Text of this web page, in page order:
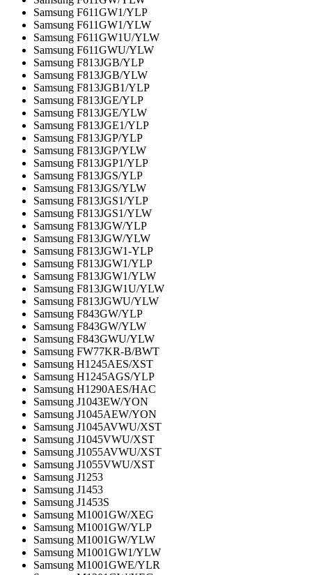
Samsung F611GW1/YLP
Samsung F611GW1/YLW
Samsung F611GW1U/YLW
Samsung F611GWU/YLW
Samsung F813JGB/YLP
Samsung F813JGB/YLW
Samsung F813JGB1/YLP
Samsung F813JGE/YLP
Samsung F813JGE/YLW
Samsung F813JGE1/YLP
Samsung F813JGP/YLP
Samsung F813JGP/YLW
Samsung F813JGP1/YLP
Samsung F813JGS/YLP
Samsung F813JGS/YLW
Samsung F813JGS1/YLP
Samsung F813JGS1/YLW
Samsung F813JGW/YLP
Samsung F813JGW/YLW
Samsung F813JGW1-YLP
Samsung F813JGW1/YLP
Samsung F813JGW1/YLW
Samsung F813JGW1U/YLW
Samsung F813JGWU/YLW
Samsung F843GW/YLP
Samsung F843GW/YLW
Samsung F843GWU/YLW
Samsung FW77KR-B/BWT
Samsung H1245AES/XST
Samsung H1245AGS/YLP
Samsung H1290AES/HAC
Samsung J1043EW/YON
Samsung J1045AEW/YON
Samsung J1045AVWU/XST
Samsung J1045VWU/XST
Samsung J1055AVWU/XST
Samsung J1055VWU/XST
Samsung J1253
Samsung J1453
Samsung J1453S
Samsung M1001GW/XEG
Samsung M1001GW/YLP
Samsung M1001GW/YLW
Samsung M1001GW1/YLW
Samsung M1001GWE/YLR